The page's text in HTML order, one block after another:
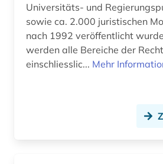
bibliographie (159)
bibliographie 1470-1960 (1)
bibliographie 1800-2005 (1)
Universitäts- und
sowie ca. 2.000 juristischen
nach 1992 veröffentlicht
werden alle Bereiche der
einschliesslic... Mehr